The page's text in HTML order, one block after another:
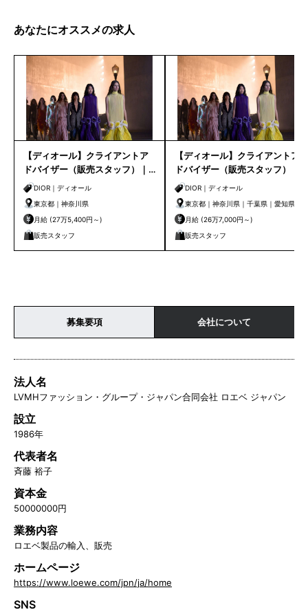
あなたにオススメの求人
【ディオール】クライアントア
ドバイザー（販売スタッフ）｜
東京・横浜
DIOR｜ディオール
東京都｜神奈川県
月給 (27万5,400円～)
販売スタッフ
【ディオール】クライアントア
ドバイザー（販売スタッフ）
DIOR｜ディオール
東京都｜神奈川県｜千葉県｜愛知県｜
大阪府｜京都府｜兵庫県｜福岡県｜沖
縄県｜北海道
月給 (26万7,000円～)
販売スタッフ
募集要項 会社について
法人名
LVMHファッション・グループ・ジャパン合同会社 ロエベ ジャパン
設立
1986年
代表者名
斉藤 裕子
資本金
50000000円
業務内容
ロエベ製品の輸入、販売
ホームページ
https://www.loewe.com/jpn/ja/home
SNS